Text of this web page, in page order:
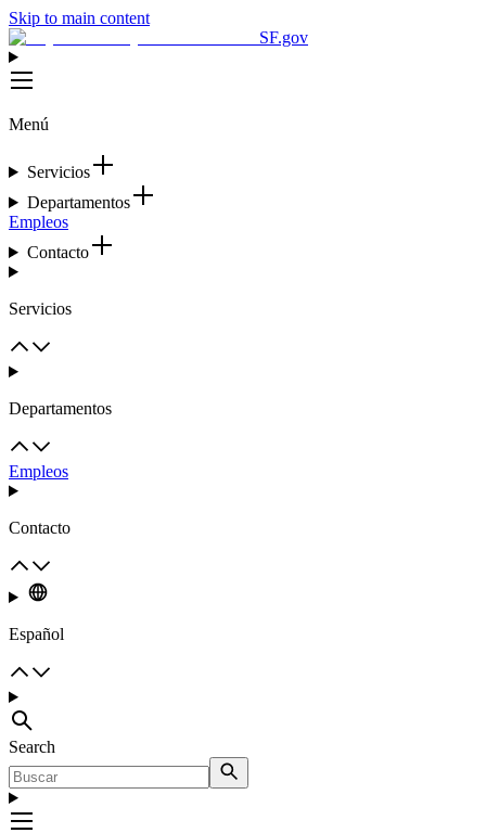
Skip to main content
SF.gov
Menú
Servicios
Departamentos
Empleos
Contacto
Servicios
Departamentos
Empleos
Contacto
Español
Search